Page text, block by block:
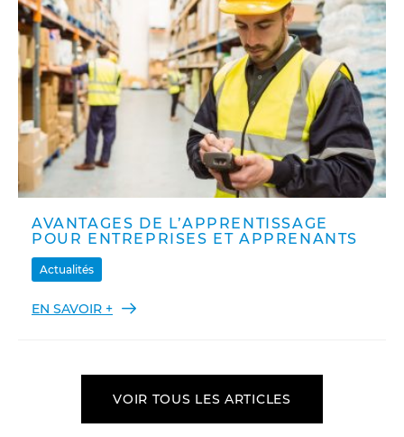
AVANTAGES DE L’APPRENTISSAGE
POUR ENTREPRISES ET APPRENANTS
Actualités
EN SAVOIR +
VOIR TOUS LES ARTICLES